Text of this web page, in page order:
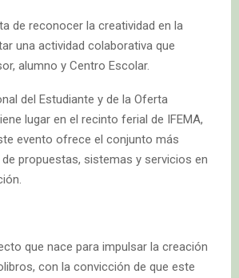
de reconocer la creatividad en la
una actividad colaborativa que
alumno y Centro Escolar.
del Estudiante y de la Oferta
lugar en el recinto ferial de IFEMA,
evento ofrece el conjunto más
propuestas, sistemas y servicios en
que nace para impulsar la creación
con la convicción de que este